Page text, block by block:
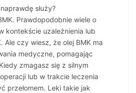
służy?
Prawdopodobnie wiele o
w kontekście uzależnienia lub
Ale czy wiesz, że olej BMK ma
medyczne, pomagając
zmagasz się z silnym
lub w trakcie leczenia
przełomem. Leki takie jak